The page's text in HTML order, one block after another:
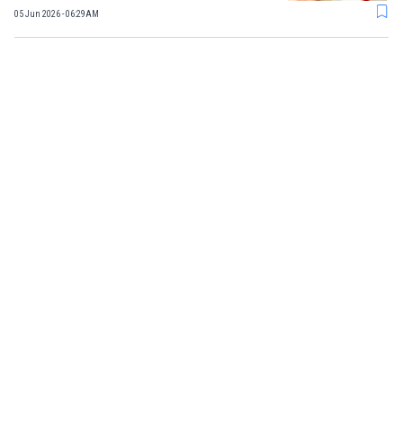
05 Jun 2026 - 06:29AM